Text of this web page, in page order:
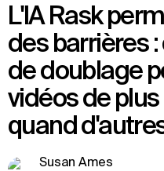
L'IA Rask permet de franchir
des barrières
de doublage
vidéos de
quand
Susan Ames